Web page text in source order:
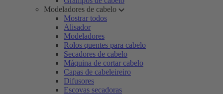
Modeladores de cabelo
Mostrar todos
Alisador
Modeladores
Rolos quentes para cabelo
Secadores de cabelo
Máquina de cortar cabelo
Capas de cabeleireiro
Difusores
Escovas secadoras